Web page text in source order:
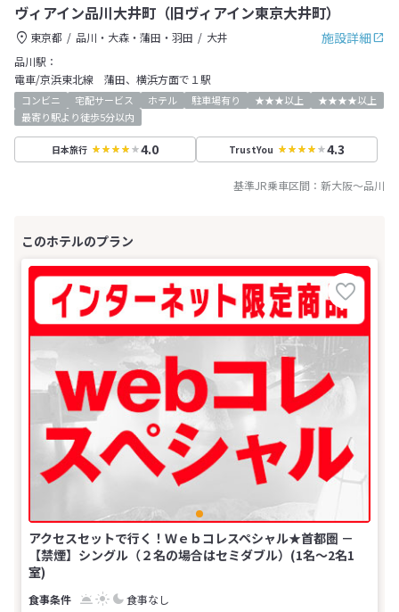
ヴィアイン品川大井町（旧ヴィアイン東京大井町）
施設詳細
東京都 品川・大森・蒲田・羽田
大井
品川駅：
電車/京浜東北線 蒲田、横浜方面で１駅
コンビニ 宅配サービス ホテル 駐車場有り ★★★以上
★★★★以上
最寄り駅より徒歩5分以内
日本旅行 4.0 TrustYou 4.3
基準JR乗車区間： 新大阪～品川
アクセスセットで行く！Ｗｅｂコレスペシャル★首都圏 －
【禁煙】シングル（２名の場合はセミダブル）(1名～2名1
室)
食事なし